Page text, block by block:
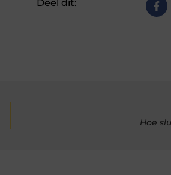
Deel dit:
Hoe